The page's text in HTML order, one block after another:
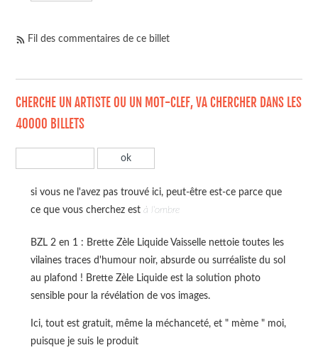
Fil des commentaires de ce billet
CHERCHE UN ARTISTE OU UN MOT-CLEF, VA CHERCHER DANS LES
40000 BILLETS
si vous ne l'avez pas trouvé ici, peut-être est-ce parce que
ce que vous cherchez est à l'ombre
BZL 2 en 1 : Brette Zèle Liquide Vaisselle nettoie toutes les
vilaines traces d'humour noir, absurde ou surréaliste du sol
au plafond ! Brette Zèle Liquide est la solution photo
sensible pour la révélation de vos images.
Ici, tout est gratuit, même la méchanceté, et " mème " moi,
puisque je suis le produit